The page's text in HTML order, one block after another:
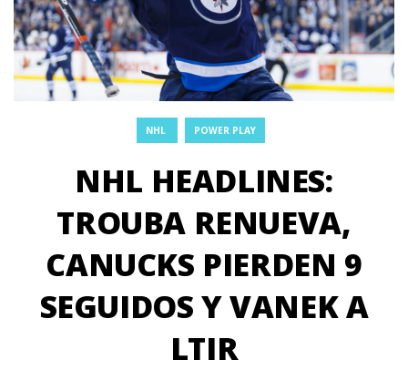
NHL POWER PLAY
NHL HEADLINES:
TROUBA RENUEVA,
CANUCKS PIERDEN 9
SEGUIDOS Y VANEK A
LTIR